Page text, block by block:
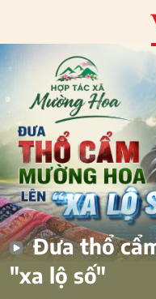
Đưa thổ
"xa lộ số"